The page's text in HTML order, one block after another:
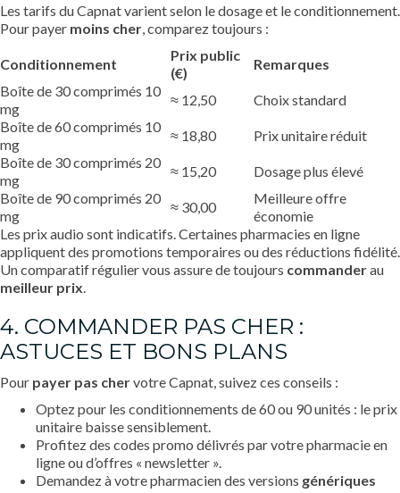
Les tarifs du Capnat varient selon le dosage et le conditionnement.
Pour payer moins cher, comparez toujours :
Conditionnement
Prix public
(€)
Remarques
Boîte de 30 comprimés 10
mg
≈ 12,50
Choix standard
Boîte de 60 comprimés 10
mg
≈ 18,80
Prix unitaire réduit
Boîte de 30 comprimés 20
mg
≈ 15,20
Dosage plus élevé
Boîte de 90 comprimés 20
mg
≈ 30,00
Meilleure offre
économie
Les prix audio sont indicatifs. Certaines pharmacies en ligne
appliquent des promotions temporaires ou des réductions fidélité.
Un comparatif régulier vous assure de toujours commanderau
meilleur prix.
4. COMMANDER PAS CHER :
ASTUCES ET BONS PLANS
Pour payer pas chervotre Capnat, suivez ces conseils :
Optez pour les conditionnements de 60 ou 90 unités : le prix
unitaire baisse sensiblement.
Profitez des codes promo délivrés par votre pharmacie en
ligne ou d’offres « newsletter ».
Demandez à votre pharmacien des versions génériques